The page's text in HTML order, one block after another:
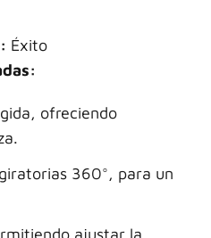
Éxito
ofreciendo
360°, para un
ajustar la